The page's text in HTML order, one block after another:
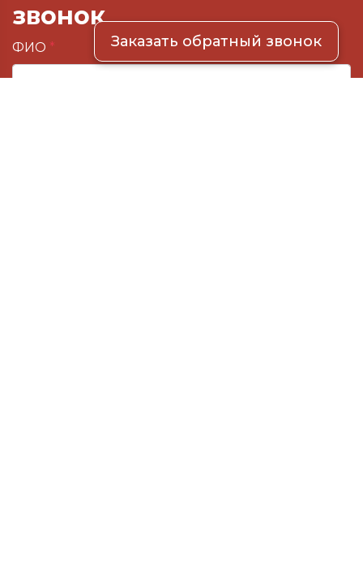
звонок
ФИО * Заказать обратный звонок